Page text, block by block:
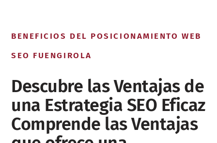
BENEFICIOS DEL POSICIONAMIENTO WEB
SEO FUENGIROLA
Descubre las Ventajas de
una Estrategia SEO Eficaz
Comprende las Ventajas